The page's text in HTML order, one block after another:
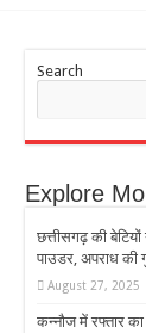
Search
Explore
छत्तीसगढ़ की
पाउडर, अपराध की
August 27, 2025
कन्नौज में रफ्तार